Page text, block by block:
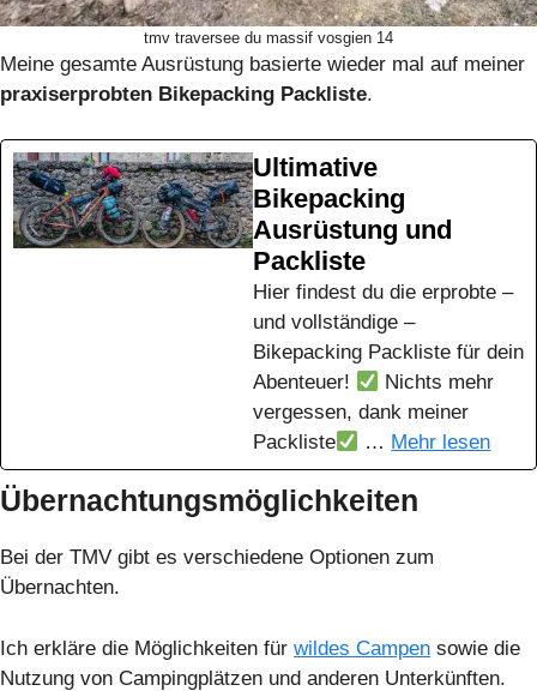
tmv traversee du massif vosgien 14
Meine gesamte Ausrüstung basierte wieder mal auf meiner
praxiserprobten Bikepacking Packliste.
Ultimative
Bikepacking
Ausrüstung und
Packliste
Hier findest du die erprobte –
und vollständige –
Bikepacking Packliste für dein
Abenteuer!
Nichts mehr
vergessen, dank meiner
Packliste
… Mehr lesen
Übernachtungsmöglichkeiten
Bei der TMV gibt es verschiedene Optionen zum
Übernachten.
Ich erkläre die Möglichkeiten für wildes Campen sowie die
Nutzung von Campingplätzen und anderen Unterkünften.